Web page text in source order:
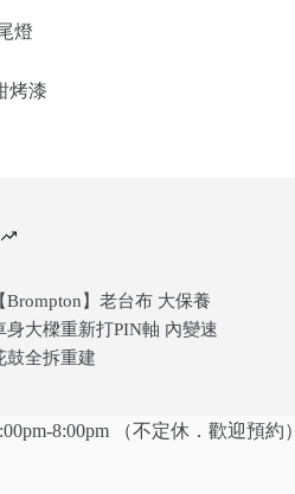
燈
烤漆
【Brompton】老台布 大保養
身大樑重新打PIN軸 內變速
鼓全拆重建
8:00pm （不定休．歡迎預約）